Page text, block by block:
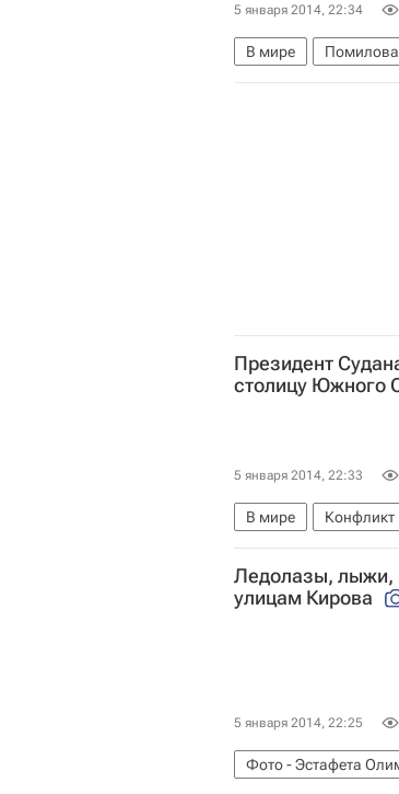
5 января 2014, 22:34
В мире
Европа
Михаил
Президент
столицу Южного
5 января 2014, 22:33
В мире
Сальваторе Киир
Ледолазы, лыжи,
улицам Кирова
5 января 2014, 22:25
Фото - Эстафета